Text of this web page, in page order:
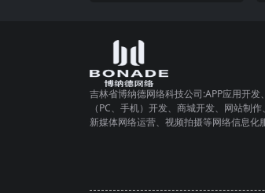
吉林省博纳德网络科技公司:APP应用开
（PC、手机）开发、商城开发、网站制作
新媒体网络运营、视频拍摄等网络信息化